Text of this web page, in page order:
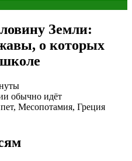
Земли:
о которых
обычно идёт
Месопотамия, Греция